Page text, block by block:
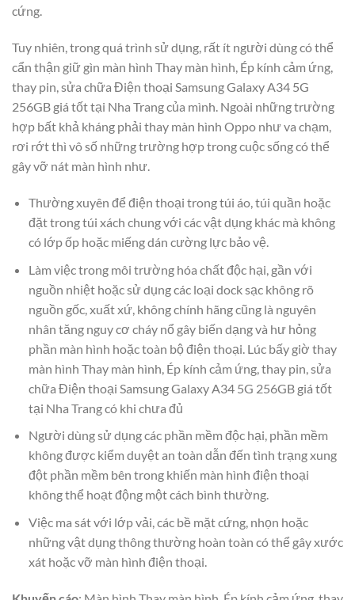
cứng.
Tuy nhiên, trong quá trình sử dụng, rất ít người dùng có thể
cẩn thận giữ gìn màn hình Thay màn hình, Ép kính cảm ứng,
thay pin, sửa chữa Điện thoại Samsung Galaxy A34 5G
256GB giá tốt tại Nha Trang của mình. Ngoài những trường
hợp bất khả kháng phải thay màn hình Oppo như va chạm,
rơi rớt thì vô số những trường hợp trong cuộc sống có thể
gây vỡ nát màn hình như.
Thường xuyên để điện thoại trong túi áo, túi quần hoặc
đặt trong túi xách chung với các vật dụng khác mà không
có lớp ốp hoặc miếng dán cường lực bảo vệ.
Làm việc trong môi trường hóa chất độc hại, gần với
nguồn nhiệt hoặc sử dụng các loại dock sạc không rõ
nguồn gốc, xuất xứ, không chính hãng cũng là nguyên
nhân tăng nguy cơ cháy nổ gây biến dạng và hư hỏng
phần màn hình hoặc toàn bộ điện thoại. Lúc bấy giờ thay
màn hình Thay màn hình, Ép kính cảm ứng, thay pin, sửa
chữa Điện thoại Samsung Galaxy A34 5G 256GB giá tốt
tại Nha Trang có khi chưa đủ
Người dùng sử dụng các phần mềm độc hại, phần mềm
không được kiểm duyệt an toàn dẫn đến tình trạng xung
đột phần mềm bên trong khiến màn hình điện thoại
không thể hoạt động một cách bình thường.
Việc ma sát với lớp vải, các bề mặt cứng, nhọn hoặc
những vật dụng thông thường hoàn toàn có thể gây xước
xát hoặc vỡ màn hình điện thoại.